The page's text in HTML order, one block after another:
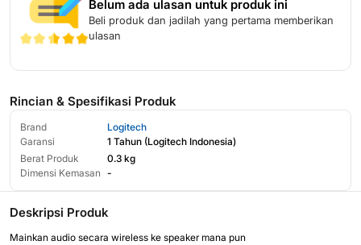
Belum ada ulasan untuk produk ini
Beli produk dan jadilah yang pertama memberikan
ulasan
Rincian & Spesifikasi Produk
Brand
Logitech
Garansi
1 Tahun (Logitech Indonesia)
Berat Produk
0.3 kg
Dimensi Kemasan -
Deskripsi Produk
Mainkan audio secara wireless ke speaker mana pun